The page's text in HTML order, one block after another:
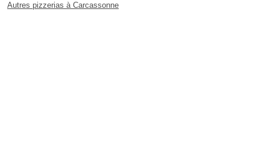
Autres pizzerias à Carcassonne